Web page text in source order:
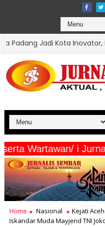
Kartu Registrasi
Beserta
Home Nasional
Kejati
Iskandar Muda Mayjend TNI